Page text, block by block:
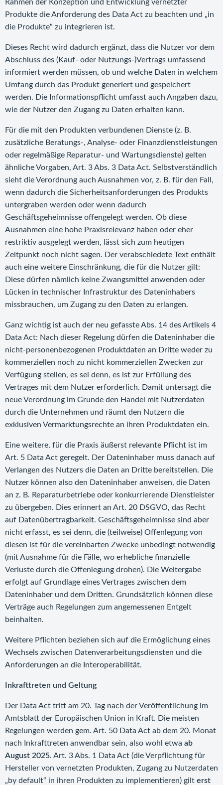
Rahmen der Konzeption und Entwicklung vernetzter
Produkte die Anforderung des Data Act zu beachten und „in
die Produkte“ zu integrieren ist.
Dieses Recht wird dadurch ergänzt, dass die Nutzer vor dem
Abschluss des (Kauf- oder Nutzungs-)Vertrags umfassend
informiert werden müssen, ob und welche Daten in welchem
Umfang durch das Produkt generiert und gespeichert
werden. Die Informationspflicht umfasst auch Angaben dazu,
wie der Nutzer den Zugang zu Daten erhalten kann.
Für die mit den Produkten verbundenen Dienste (z. B.
zusätzliche Beratungs-, Analyse- oder Finanzdienstleistungen
oder regelmäßige Reparatur- und Wartungsdienste) gelten
ähnliche Vorgaben, Art. 3 Abs. 3 Data Act. Selbstverständlich
sieht die Verordnung auch Ausnahmen vor, z. B. für den Fall,
wenn dadurch die Sicherheitsanforderungen des Produkts
untergraben werden oder wenn dadurch
Geschäftsgeheimnisse offengelegt werden. Ob diese
Ausnahmen eine hohe Praxisrelevanz haben oder eher
restriktiv ausgelegt werden, lässt sich zum heutigen
Zeitpunkt noch nicht sagen. Der verabschiedete Text enthält
auch eine weitere Einschränkung, die für die Nutzer gilt:
Diese dürfen nämlich keine Zwangsmittel anwenden oder
Lücken in technischer Infrastruktur des Dateninhabers
missbrauchen, um Zugang zu den Daten zu erlangen.
Ganz wichtig ist auch der neu gefasste Abs. 14 des Artikels 4
Data Act: Nach dieser Regelung dürfen die Dateninhaber die
nicht-personenbezogenen Produktdaten an Dritte weder zu
kommerziellen noch zu nicht kommerziellen Zwecken zur
Verfügung stellen, es sei denn, es ist zur Erfüllung des
Vertrages mit dem Nutzer erforderlich. Damit untersagt die
neue Verordnung im Grunde den Handel mit Nutzerdaten
durch die Unternehmen und räumt den Nutzern die
exklusiven Vermarktungsrechte an ihren Produktdaten ein.
Eine weitere, für die Praxis äußerst relevante Pflicht ist im
Art. 5 Data Act geregelt. Der Dateninhaber muss danach auf
Verlangen des Nutzers die Daten an Dritte bereitstellen. Die
Nutzer können also den Dateninhaber anweisen, die Daten
an z. B. Reparaturbetriebe oder konkurrierende Dienstleister
zu übergeben. Dies erinnert an Art. 20 DSGVO, das Recht
auf Datenübertragbarkeit. Geschäftsgeheimnisse sind aber
nicht erfasst, es sei denn, die (teilweise) Offenlegung von
diesen ist für die vereinbarten Zwecke unbedingt notwendig
(mit Ausnahme für die Fälle, wo erhebliche finanzielle
Verluste durch die Offenlegung drohen). Die Weitergabe
erfolgt auf Grundlage eines Vertrages zwischen dem
Dateninhaber und dem Dritten. Grundsätzlich können diese
Verträge auch Regelungen zum angemessenen Entgelt
beinhalten.
Weitere Pflichten beziehen sich auf die Ermöglichung eines
Wechsels zwischen Datenverarbeitungsdiensten und die
Anforderungen an die Interoperabilität.
Inkrafttreten und Geltung
Der Data Act tritt am 20. Tag nach der Veröffentlichung im
Amtsblatt der Europäischen Union in Kraft. Die meisten
Regelungen werden gem. Art. 50 Data Act ab dem 20. Monat
nach Inkrafttreten anwendbar sein, also wohl etwa ab
August 2025. Art. 3 Abs. 1 Data Act (die Verpflichtung für
Hersteller von vernetzten Produkten, Zugang zu Nutzerdaten
„by default“ in ihren Produkten zu implementieren) gilt erst